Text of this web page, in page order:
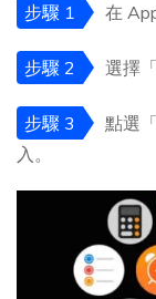
步驟 1 在
步驟 2 選擇
步驟 3
點選
入。